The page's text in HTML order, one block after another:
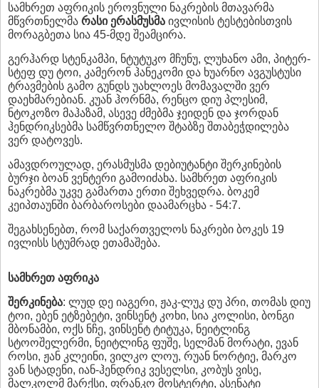
სამხრეთ აფრიკის ეროვნული ნაკრების მთავარმა
მწვრთნელმა რასი ერასმუსმა ივლისის ტესტებისთვის
მორაგბეთა სია 45-მდე შეამცირა.
გერჰარდ სტენკამპი, ნტუტუკო მჩუნუ, ლუხანო ამი, პიტერ-
სტეფ დუ ტოი, კამერონ ჰანეკომი და ხუარნო ავგუსტუსი
ტრავმების გამო გუნდს უახლოეს მომავალში ვერ
დაეხმარებიან. კუან ჰორნმა, რენცო დიუ პლესიმ,
ნტოკოზო მაჰაზამ, ასევე ძმებმა ჯეიდენ და ჯორდან
ჰენდრიკსებმა სამწვრთნელო შტაბზე შთაბეჭდილება
ვერ დატოვეს.
ამავდროულად, ერასმუსმა დებიუტანტი შერკინების
ბურჯი ბოან ვენტერი გამოიძახა. სამხრეთ აფრიკის
ნაკრებმა უკვე გამართა ერთი შეხვედრა. ბოკემ
კეიპთაუნში ბარბაროსები დაამარცხა - 54:7.
შეგახსენებთ, რომ საქართველოს ნაკრები ბოკეს 19
ივლისს სტუმრად ეთამაშება.
სამხრეთ აფრიკა
შერკინება: ლუდ დე იაგერი, ჟაკ-ლუკ დუ პრი, თომას დიუ
ტოი, ებენ ეტზებეტი, ვინსენტ კოხი, სია კოლისი, ბონგი
მბონამბი, ოქს ნჩე, ვინსენტ ტიტუკა, ნეიტლინგ
სტოოშელერმი, ნეიტლინგ ფუშე, სელმან მორატი, ევან
როსი, ჟან კლეინი, ვილკო ლოუ, რუან ნორტიე, მარკო
ვან სტადენი, იან-ჰენდრიკ ვესელსი, კობუს ვისე,
მალკოლმ მარქსი, ფრანკო მოსტერტი, ასენატი